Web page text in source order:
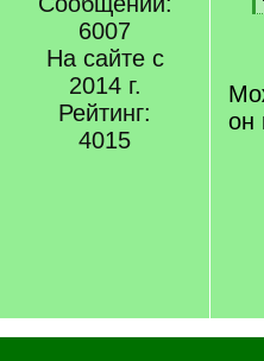
6007
На сайте с
2014 г.
Рейтинг:
4015
он